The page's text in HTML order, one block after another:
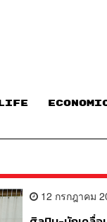
LIFE
12 กรกฎาคม